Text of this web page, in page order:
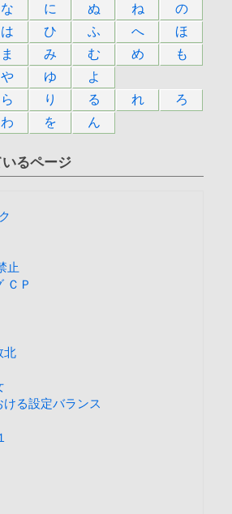
な に ぬ ね の
は ひ ふ へ ほ
ま み む め も
や ゆ よ
ら り る れ ろ
わ を ん
るページ
止
ＣＰ
北
る設定バランス